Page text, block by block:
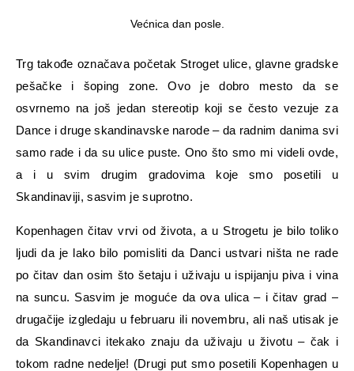
Većnica dan posle.
Trg takođe označava početak Stroget ulice, glavne gradske
pešačke i šoping zone. Ovo je dobro mesto da se
osvrnemo na još jedan stereotip koji se često vezuje za
Dance i druge skandinavske narode – da radnim danima svi
samo rade i da su ulice puste. Ono što smo mi videli ovde,
a i u svim drugim gradovima koje smo posetili u
Skandinaviji, sasvim je suprotno.
Kopenhagen čitav vrvi od života, a u Strogetu je bilo toliko
ljudi da je lako bilo pomisliti da Danci ustvari ništa ne rade
po čitav dan osim što šetaju i uživaju u ispijanju piva i vina
na suncu. Sasvim je moguće da ova ulica – i čitav grad –
drugačije izgledaju u februaru ili novembru, ali naš utisak je
da Skandinavci itekako znaju da uživaju u životu – čak i
tokom radne nedelje! (Drugi put smo posetili Kopenhagen u